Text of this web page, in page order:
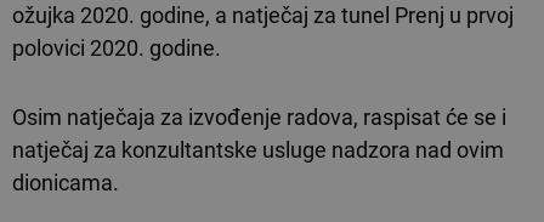
ožujka 2020. godine, a natječaj za tunel Prenj u prvoj
polovici 2020. godine.
Osim natječaja za izvođenje radova, raspisat će se i
natječaj za konzultantske usluge nadzora nad ovim
dionicama.